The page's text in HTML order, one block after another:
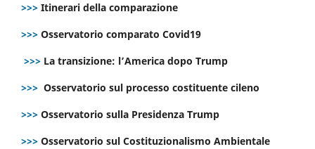
>>> Itinerari della comparazione
>>> Osservatorio comparato Covid19
>>> La transizione: l’America dopo Trump
>>> Osservatorio sul processo costituente cileno
>>> Osservatorio sulla Presidenza Trump
>>> Osservatorio sul Costituzionalismo Ambientale